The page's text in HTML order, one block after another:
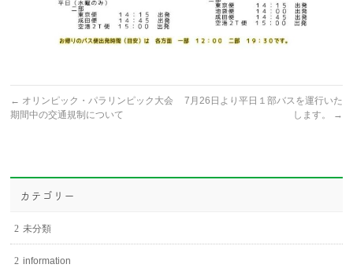
← オリンピック・パラリンピック大会
期間中の交通規制について
7月26日より平日１部バスを運行いた
します。
→
カテゴリー
未分類
information